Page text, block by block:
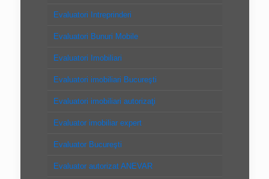
Evaluatori Intreprinderi
Evaluatori Bunuri Mobile
Evaluatori Imobiliari
Evaluatori imobiliari Bucureşti
Evaluatori imobiliari autorizaţi
Evaluator imobiliar expert
Evaluator Bucureşti
Evaluator autorizat ANEVAR